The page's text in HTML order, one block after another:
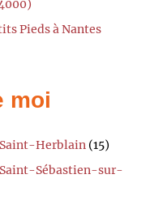
Pieds à Nantes
moi
Saint-Herblain (15)
Saint-Sébastien-sur-